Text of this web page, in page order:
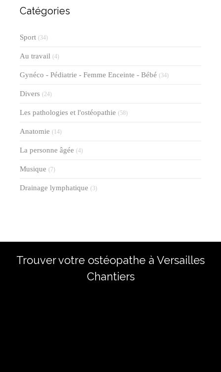
Catégories
Sport (34)
Au travail (4)
Gynéco - Pédiatrie - Femme Enceinte - Bébé (34)
Divers (24)
Les pathologies et l'ostéopathie (58)
Anatomie (14)
La personne âgée (4)
Musique (7)
Drainage lymphatique (3)
Trouver votre ostéopathe à Versailles
Chantiers